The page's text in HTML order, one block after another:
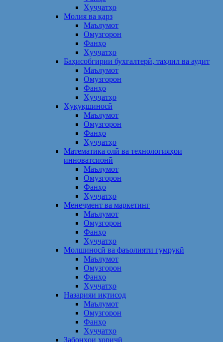
Ҳуҷҷатҳо
Молия ва қарз
Маълумот
Омузгорон
Фанҳо
Ҳуҷҷатҳо
Баҳисобгирии бухгалтерӣ, таҳлил ва аудит
Маълумот
Омузгорон
Фанҳо
Ҳуҷҷатҳо
Ҳуқуқшиносӣ
Маълумот
Омузгорон
Фанҳо
Ҳуҷҷатҳо
Математика олӣ ва технологияҳои
инноватсионӣ
Маълумот
Омузгорон
Фанҳо
Ҳуҷҷатҳо
Менеҷмент ва маркетинг
Маълумот
Омузгорон
Фанҳо
Ҳуҷҷатҳо
Молшиносӣ ва фаъолияти гумрукӣ
Маълумот
Омузгорон
Фанҳо
Ҳуҷҷатҳо
Назарияи иқтисод
Маълумот
Омузгорон
Фанҳо
Ҳуҷҷатҳо
Забонҳои хориҷӣ